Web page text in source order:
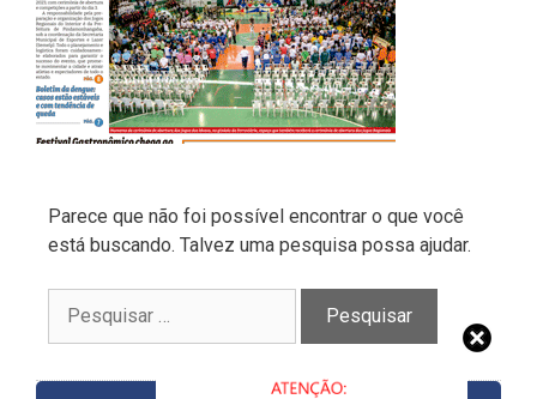
Parece que não foi possível encontrar o que você
está buscando. Talvez uma pesquisa possa ajudar.
por: